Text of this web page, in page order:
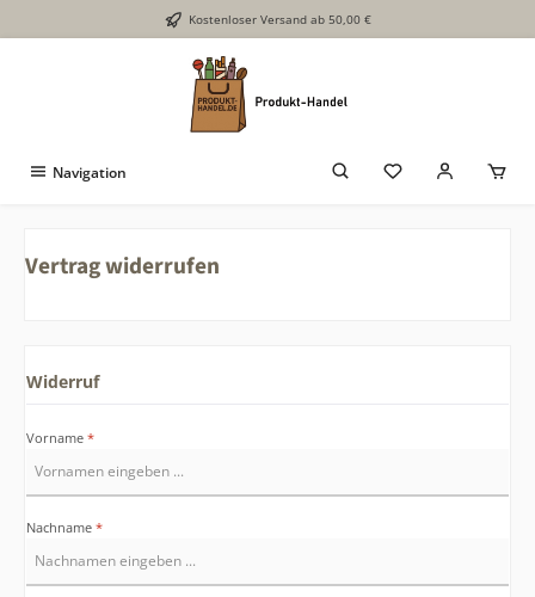
Zum Hauptinhalt springen Kostenloser Versand ab 50,00 €
Navigation
Vertrag widerrufen
Widerruf
Vorname *
Nachname *